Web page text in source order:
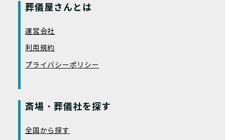
葬儀屋さんとは
運営会社
利用規約
プライバシーポリシー
斎場・葬儀社を探す
全国から探す